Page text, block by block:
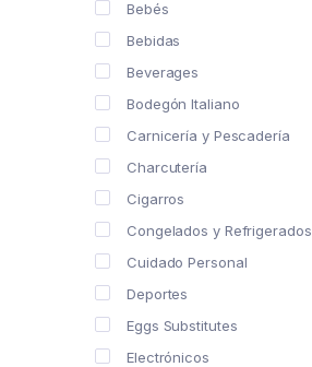
Bebés
Bebidas
Beverages
Bodegón Italiano
Carnicería y Pescadería
Charcutería
Cigarros
Congelados y Refrigerados
Cuidado Personal
Deportes
Eggs Substitutes
Electrónicos